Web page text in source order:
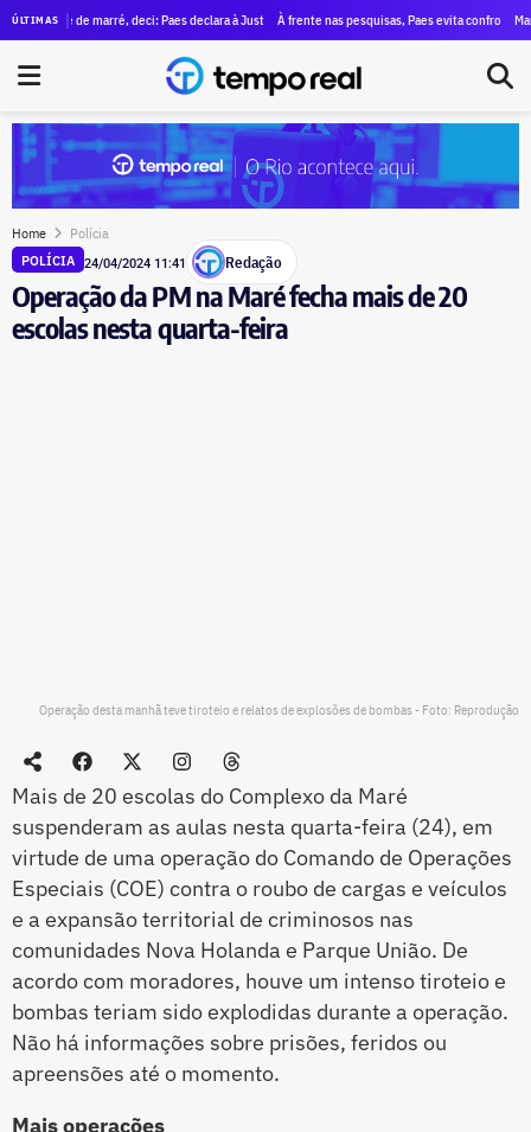
ÚLTIMASdeclara patrimônio de R$ 1,4 milhão à Justiça Eleitoral
de marré, deci: Paes declara à Justiça Eleitoral um patrimônio de apenas R$ 189 mil
À frente nas pesquisas, Paes evita confronto com
Marcelo
Home Polícia
POLÍCIA 24/04/2024 11:41 Redação
Operação da PM na Maré fecha mais de 20
escolas nesta quarta-feira
Operação desta manhã teve tiroteio e relatos de explosões de bombas - Foto: Reprodução
Mais de 20 escolas do Complexo da Maré
suspenderam as aulas nesta quarta-feira (24), em
virtude de uma operação do Comando de Operações
Especiais (COE) contra o roubo de cargas e veículos
e a expansão territorial de criminosos nas
comunidades Nova Holanda e Parque União. De
acordo com moradores, houve um intenso tiroteio e
bombas teriam sido explodidas durante a operação.
Não há informações sobre prisões, feridos ou
apreensões até o momento.
Mais operações